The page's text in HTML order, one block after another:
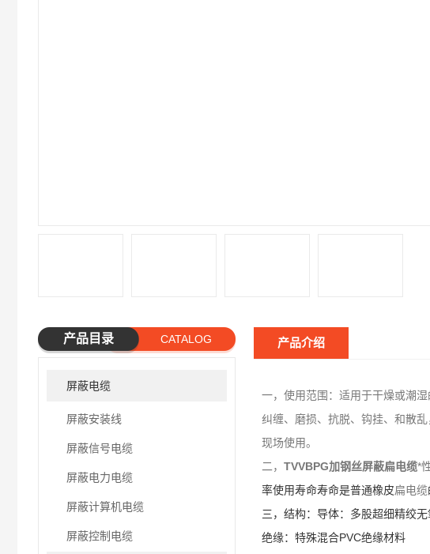
产品目录 CATALOG
屏蔽电缆
屏蔽安装线
屏蔽信号电缆
屏蔽电力电缆
屏蔽计算机电缆
屏蔽控制电缆
产品介绍
一，使用范围：适用于干燥或潮
纠缠、磨损、抗脱、钩挂、和散
现场使用。
二， TVVBPG加钢丝屏蔽扁电缆*
率使用寿命寿命是普通橡皮扁电缆
三，结构：导体：多股超细精绞
绝缘：特殊混合PVC绝缘材料